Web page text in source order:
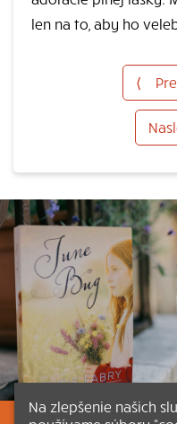
len na to, aby ho
⟨
Na zlepšenie našich